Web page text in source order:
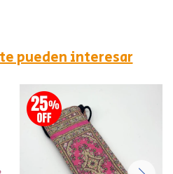
pueden interesar